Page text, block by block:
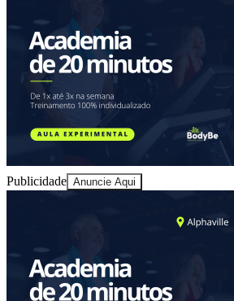
Publicidade Anuncie Aqui